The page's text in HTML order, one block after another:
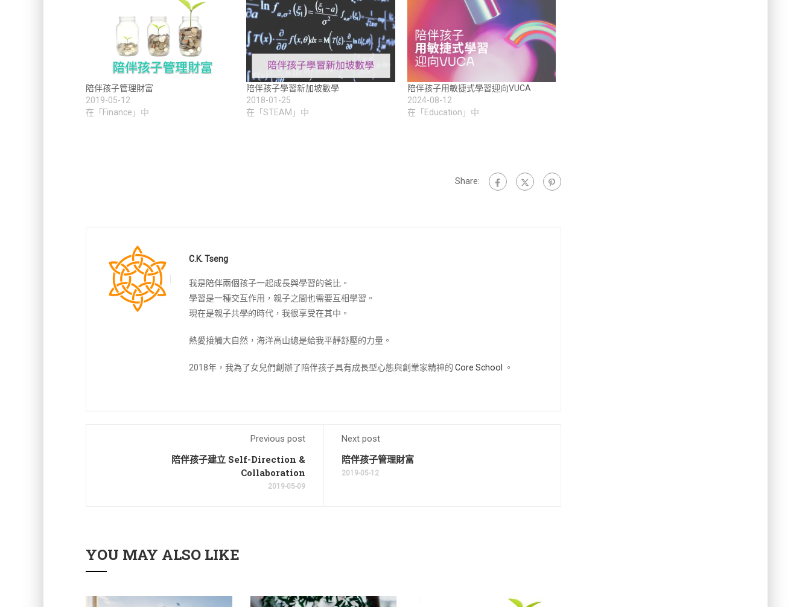
陪伴孩子管理財富
2019-05-12
在「Finance」中
陪伴孩子學習新加坡數學
2018-01-25
在「STEAM」中
陪伴孩子用敏捷式學習迎向VUCA
2024-08-12
在「Education」中
Share:
C.K. Tseng
我是陪伴兩個孩子一起成長與學習的爸比。
學習是一種交互作用，親子之間也需要互相學習。
現在是親子共學的時代，我很享受在其中。
熱愛接觸大自然，海洋高山總是給我平靜舒壓的力量。
2018年，我為了女兒們創辦了陪伴孩子具有成長型心態與創業家精神的 Core School 。
Previous post
陪伴孩子建立 Self-Direction &
Collaboration
2019-05-09
Next post
陪伴孩子管理財富
2019-05-12
YOU MAY ALSO LIKE